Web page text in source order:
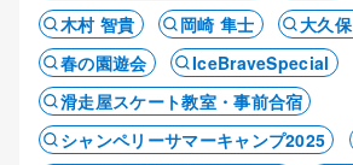
木村 智貴
岡崎 隼士
大久
春の園遊会
IceBraveSpecial
滑走屋スケート教室・事前合宿
シャンペリーサマーキャンプ2025